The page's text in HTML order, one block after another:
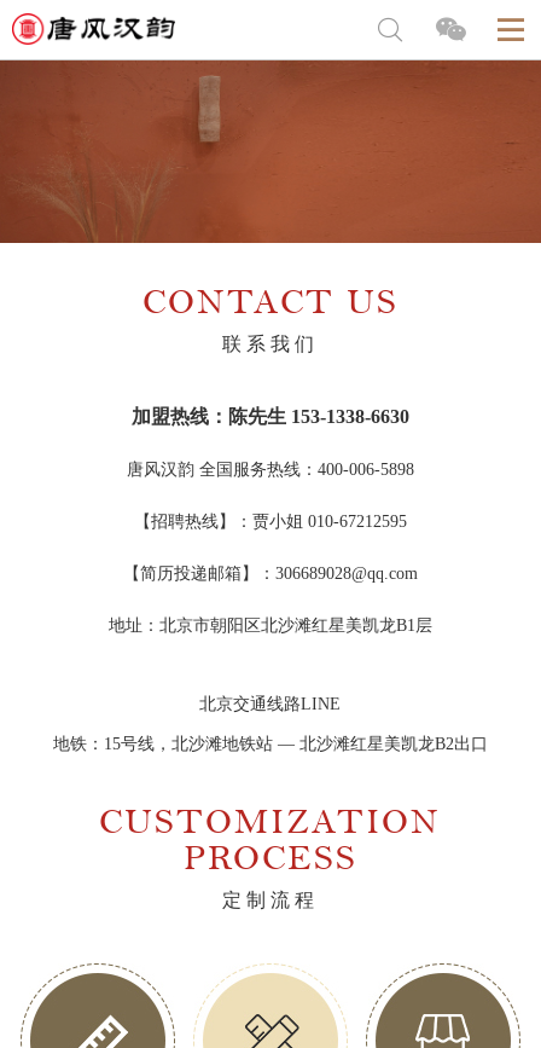
CONTACT US
联系我们
加盟热线： 陈先生 153-1338-6630
唐风汉韵 全国服务热线： 400-006-5898
【招聘热线】：贾小姐 010-67212595
【简历投递邮箱】：306689028@qq.com
地址：北京市朝阳区北沙滩红星美凯龙B1层
北京交通线路LINE
地铁：15号线，北沙滩地铁站 — 北沙滩红星美凯龙B2出口
CUSTOMIZATION
PROCESS
定制流程